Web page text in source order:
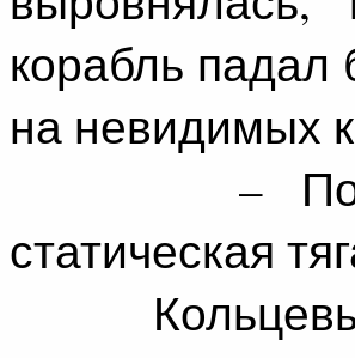
корабль падал
на невидимых
–
статическая